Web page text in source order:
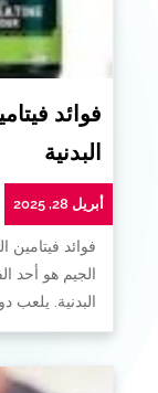
فوائد
البدنية
أبريل 28, 2025
فوائد فيتامين
الجيم هو أحد
البدنية. يلعب